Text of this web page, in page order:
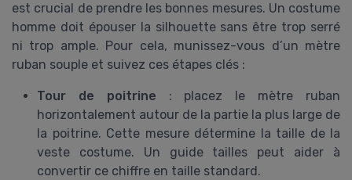
est crucial de prendre les bonnes mesures. Un costume
homme doit épouser la silhouette sans être trop serré
ni trop ample. Pour cela, munissez-vous d’un mètre
ruban souple et suivez ces étapes clés :
Tour de poitrine : placez le mètre ruban
horizontalement autour de la partie la plus large de
la poitrine. Cette mesure détermine la taille de la
veste costume. Un guide tailles peut aider à
convertir ce chiffre en taille standard.